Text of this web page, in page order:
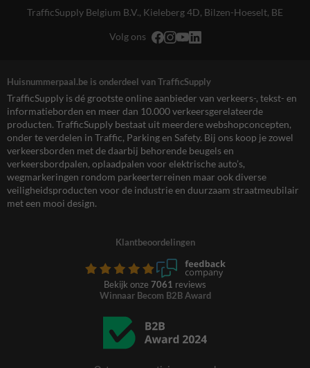
TrafficSupply Belgium B.V., Kieleberg 4D, Bilzen-Hoeselt, BE
Volg ons
Huisnummerpaal.be is onderdeel van TrafficSupply
TrafficSupply is dé grootste online aanbieder van verkeers-, tekst- en
informatieborden en meer dan 10.000 verkeersgerelateerde
producten. TrafficSupply bestaat uit meerdere webshopconcepten,
onder te verdelen in Traffic, Parking en Safety. Bij ons koop je zowel
verkeersborden met de daarbij behorende beugels en
verkeersbordpalen, oplaadpalen voor elektrische auto’s,
wegmarkeringen rondom parkeerterreinen maar ook diverse
veiligheidsproducten voor de industrie en duurzaam straatmeubilair
met een mooi design.
Klantbeoordelingen
Bekijk onze 7061 reviews
Winnaar Becom B2B Award